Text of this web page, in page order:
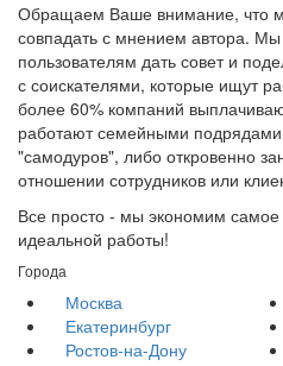
Обращаем Ваше внимание, что
совпадать с мнением автора.
пользователям дать совет и
с соискателями, которые ищут
более 60% компаний
работают семейными
"самодуров", либо откровенно
отношении сотрудников или
Все просто - мы экономим
идеальной работы!
Города
Москва
Екатеринбург
Ростов-на-Дону